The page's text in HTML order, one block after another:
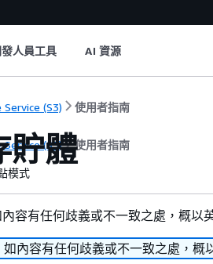
發人員工具 AI 資源
(S3) 使用者指南
(S3) 使用者指南
貯體
模式
容有任何歧義或不一致之處，概以
內容有任何歧義或不一致之處，概